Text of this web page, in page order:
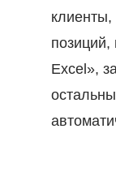
позиций,
Excel»,